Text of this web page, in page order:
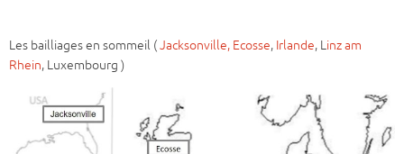
Les bailliages en sommeil (Jacksonville, Ecosse, Irlande, Linz am
Rhein, Luxembourg )